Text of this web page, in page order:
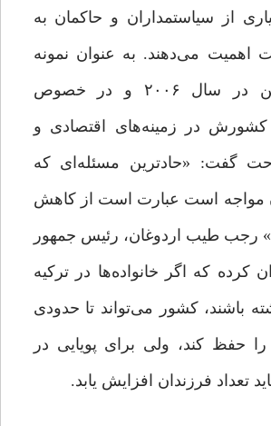
از سیاستمداران و حاکمان به
اهمیت می‌دهند. به عنوان نمونه
ویلادیمیر پوتین در سال ۲۰۰۶ و در خصوص
کشورش در زمینه‌های اقتصادی و
گفت: «حادترین مسئله‌ای که
مواجه است عبارت است از کاهش
رجب طیب اردوغان، رئیس جمهور
کرده که اگر خانواده‌ها در ترکیه
باشند، کشور می‌تواند تا حدودی
حفظ کند، ولی برای پویایی در
تعداد فرزندان افزایش یابد.